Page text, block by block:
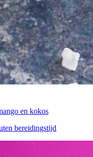
en kokos
bereidingstijd